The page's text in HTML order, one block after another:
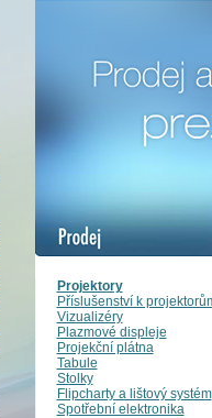
Projektory
Příslušenství k
Vizualizéry
Plazmové displeje
Projekční plátna
Tabule
Stolky
Flipcharty a lištový systém
Spotřební elektronika